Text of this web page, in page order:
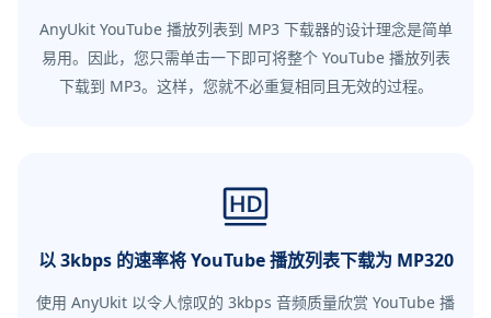
AnyUkit YouTube 播放列表到 MP3 下载器的设计理念是简单
易用。因此，您只需单击一下即可将整个 YouTube 播放列表
下载到 MP3。这样，您就不必重复相同且无效的过程。
以 3kbps 的速率将 YouTube 播放列表下载为 MP320
使用 AnyUkit 以令人惊叹的 3kbps 音频质量欣赏 YouTube 播